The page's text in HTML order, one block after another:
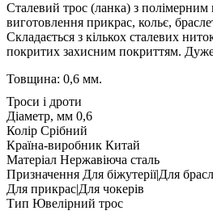
Сталевий трос (ланка) з полімерним
виготовлення прикрас, кольє,
Складається з кількох сталевих
покритих захисним покриттям.
Товщина: 0,6 мм.
Троси і дроти
Діаметр, мм 0,6
Колір Срібний
Країна-виробник Китай
Матеріал Нержавіюча сталь
Призначення Для біжутерії|Для
Для прикрас|Для чокерів
Тип Ювелірний трос